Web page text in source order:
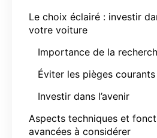
Le choix éclairé : investir
votre voiture
Importance de la
Éviter les pièges courants
Investir dans l’avenir
Aspects techniques et
avancées à considérer